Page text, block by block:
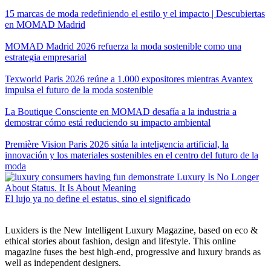
15 marcas de moda redefiniendo el estilo y el impacto | Descubiertas
en MOMAD Madrid
MOMAD Madrid 2026 refuerza la moda sostenible como una
estrategia empresarial
Texworld Paris 2026 reúne a 1.000 expositores mientras Avantex
impulsa el futuro de la moda sostenible
La Boutique Consciente en MOMAD desafía a la industria a
demostrar cómo está reduciendo su impacto ambiental
Première Vision Paris 2026 sitúa la inteligencia artificial, la
innovación y los materiales sostenibles en el centro del futuro de la
moda
El lujo ya no define el estatus, sino el significado
Luxiders is the New Intelligent Luxury Magazine, based on eco &
ethical stories about fashion, design and lifestyle. This online
magazine fuses the best high-end, progressive and luxury brands as
well as independent designers.